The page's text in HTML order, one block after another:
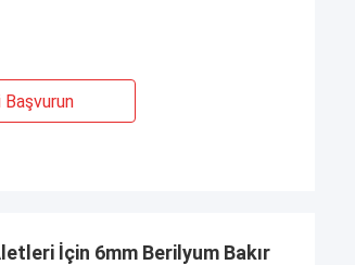
Başvurun
İçin 6mm Berilyum Bakır